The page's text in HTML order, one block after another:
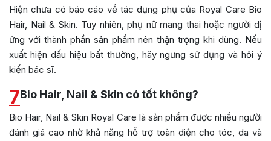
Hiện chưa có báo cáo về tác dụng phụ của Royal Care Bio
Hair, Nail & Skin. Tuy nhiên, phụ nữ mang thai hoặc người dị
ứng với thành phần sản phẩm nên thận trọng khi dùng. Nếu
xuất hiện dấu hiệu bất thường, hãy ngưng sử dụng và hỏi ý
kiến bác sĩ.
7Bio Hair, Nail & Skin có tốt không?
Bio Hair, Nail & Skin Royal Care là sản phẩm được nhiều người
đánh giá cao nhờ khả năng hỗ trợ toàn diện cho tóc, da và